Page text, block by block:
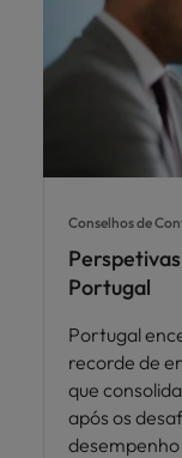
Conselhos de
Portugal
Portugal
recorde de
que
após os